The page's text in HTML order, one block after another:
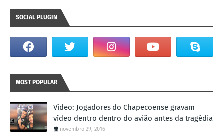
SOCIAL PLUGIN
MOST POPULAR
Vídeo: Jogadores do Chapecoense gravam
vídeo dentro dentro do avião antes da tragédia
novembro 29, 2016